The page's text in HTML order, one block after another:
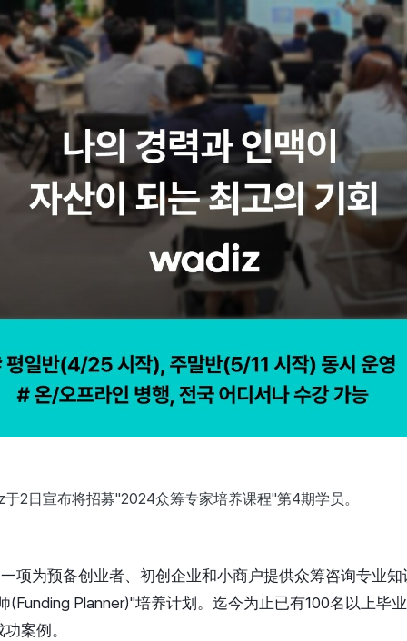
2日宣布将招募"2024众筹专家培养课程"第4期学员。
项为预备创业者、初创企业和小商户提供众筹咨询专业
(Funding Planner)"培养计划。迄今为止已有100名以上毕
案例。